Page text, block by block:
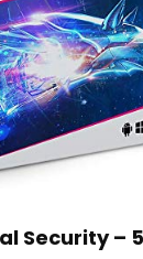
Security –